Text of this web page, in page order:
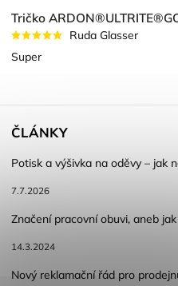
Tričko
Ruda Glasser
Super
ČLÁNKY
Potisk a výšivka na oděvy – jak
7.7.2026
Značení pracovní obuvi, aneb
14.3.2024
Nový reklamační řád pro